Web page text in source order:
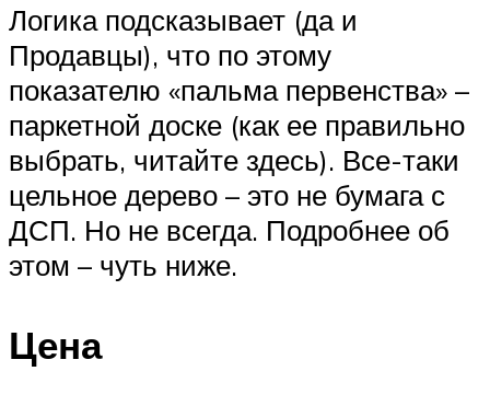
Логика подсказывает (да и
Продавцы), что по этому
показателю «пальма первенства» –
паркетной доске (как ее правильно
выбрать, читайте здесь). Все-таки
цельное дерево – это не бумага с
ДСП. Но не всегда. Подробнее об
этом – чуть ниже.
Цена